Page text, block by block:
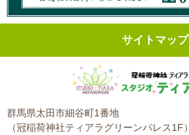
サイトマップ
群馬県太田市細谷町1番地
（冠稲荷神社ティアラグリーンパレス1F）